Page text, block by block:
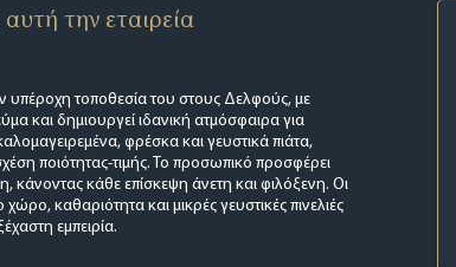
την εταιρεία
υπέροχη τοποθεσία του στους Δελφούς, με
και δημιουργεί ιδανική ατμόσφαιρα για
φρέσκα και γευστικά πιάτα,
ποιότητας-τιμής. Το προσωπικό προσφέρει
κάνοντας κάθε επίσκεψη άνετη και φιλόξενη. Οι
καθαριότητα και μικρές γευστικές πινελιές
εμπειρία.